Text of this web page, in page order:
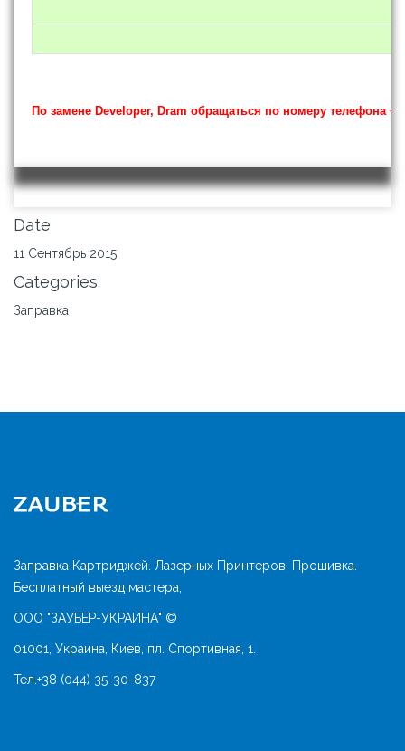
По замене Developer, Dram обращаться по номеру телефона
Date
11 Сентябрь 2015
Categories
Заправка
Заправка Картриджей. Лазерных Принтеров. Прошивка.
Бесплатный выезд мастера,
ООО "ЗАУБЕР-УКРАИНА" ©
01001, Украина, Киев, пл. Спортивная, 1.
Тел. +38 (044) 35-30-837